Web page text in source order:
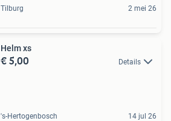
Tilburg 2 mei 26
Helm xs
€ 5,00 Details
's-Hertogenbosch 14 jul 26